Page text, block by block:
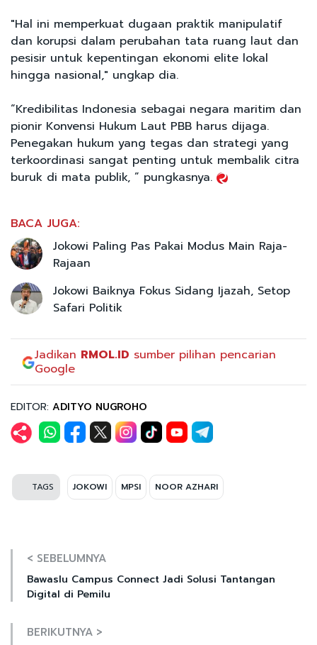
"Hal ini memperkuat dugaan praktik manipulatif
dan korupsi dalam perubahan tata ruang laut dan
pesisir untuk kepentingan ekonomi elite lokal
hingga nasional," ungkap dia.
“Kredibilitas Indonesia sebagai negara maritim dan
pionir Konvensi Hukum Laut PBB harus dijaga.
Penegakan hukum yang tegas dan strategi yang
terkoordinasi sangat penting untuk membalik citra
buruk di mata publik, ” pungkasnya.
BACA JUGA:
Jokowi Paling Pas Pakai Modus Main Raja-
Rajaan
Jokowi Baiknya Fokus Sidang Ijazah, Setop
Safari Politik
Jadikan RMOL.ID sumber pilihan pencarian
Google
EDITOR: ADITYO NUGROHO
TAGS JOKOWI MPSI NOOR AZHARI
< SEBELUMNYA
Bawaslu Campus Connect Jadi Solusi Tantangan
Digital di Pemilu
BERIKUTNYA >